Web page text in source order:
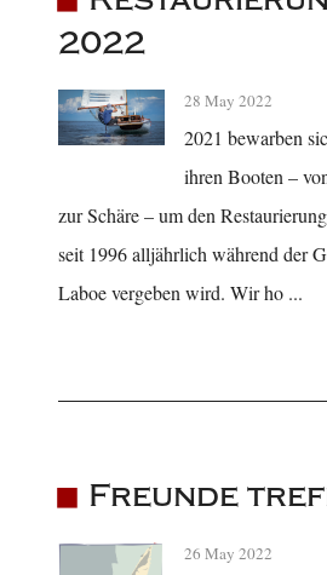
2022
28 May 2022
2021 bewarben
ihren Booten –
zur Schäre – um den
seit 1996 alljährlich während der
Laboe vergeben wird. Wir ho ...
Freunde
26 May 2022